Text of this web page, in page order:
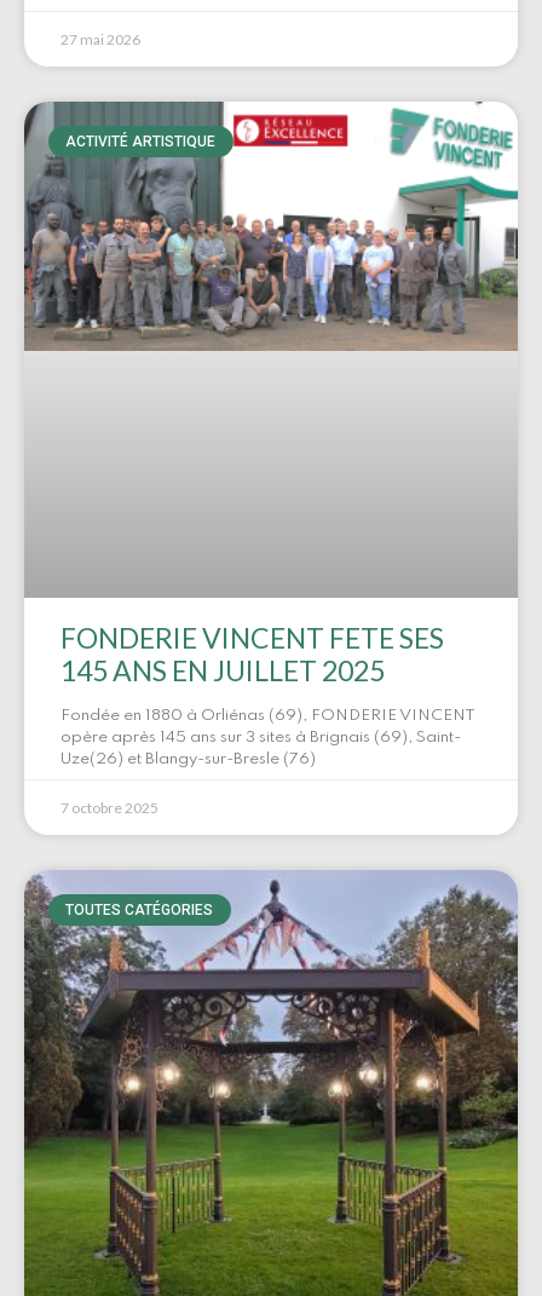
27 mai 2026
ACTIVITÉ ARTISTIQUE
FONDERIE VINCENT FETE SES
145 ANS EN JUILLET 2025
Fondée en 1880 à Orliénas (69), FONDERIE VINCENT
opère après 145 ans sur 3 sites à Brignais (69), Saint-
Uze(26) et Blangy-sur-Bresle (76)
7 octobre 2025
TOUTES CATÉGORIES